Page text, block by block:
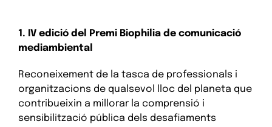
1. IV edició del Premi Biophilia de comunicació
mediambiental
Reconeixement de la tasca de professionals i
organitzacions de qualsevol lloc del planeta que
contribueixin a millorar la comprensió i
sensibilització pública dels desafiaments